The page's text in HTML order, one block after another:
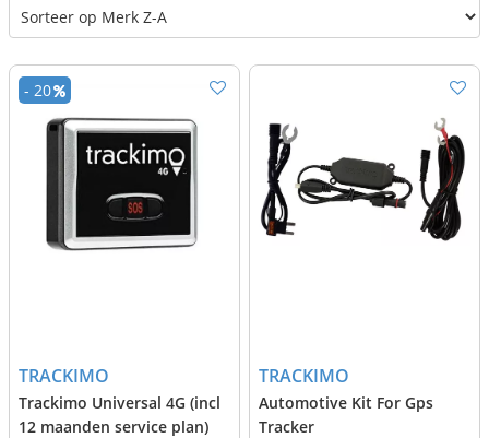
TRACKIMO
Trackimo Universal 4G (incl
12 maanden service plan)
- 20
TRACKIMO
Automotive Kit For Gps
Tracker